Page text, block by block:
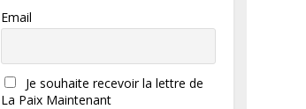
Email
Je souhaite recevoir la lettre de
La Paix Maintenant